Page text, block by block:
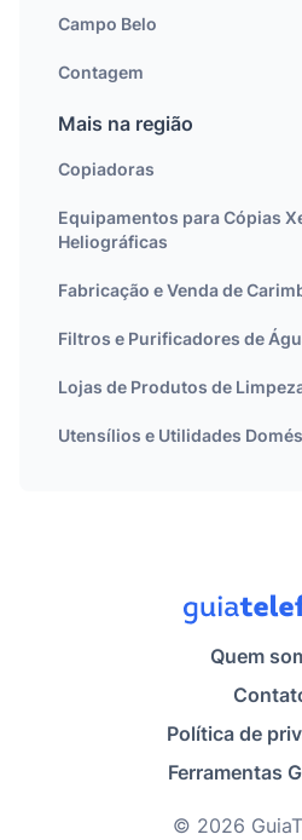
Campo Belo
Contagem
Mais na região
Copiadoras
Equipamentos para Cópias
Heliográficas
Fabricação e Venda de
Filtros e Purificadores de
Lojas de Produtos de
Utensílios e Utilidades
Quem
Política de
Ferramentas
© 2026